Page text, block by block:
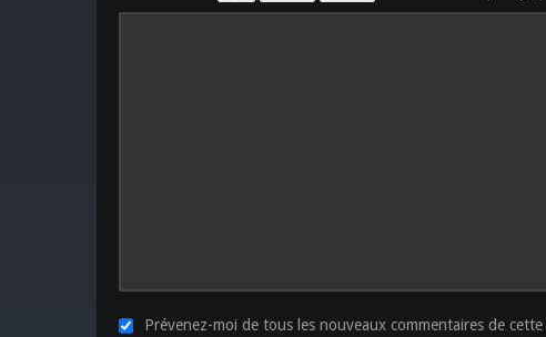
Prévenez-moi de tous les nouveaux commentaires de